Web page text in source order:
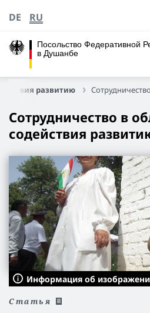
Посольство Федеративной
в Душанбе
DE RU
развитию
Сотрудничество в
содействия
Информация об
Статья